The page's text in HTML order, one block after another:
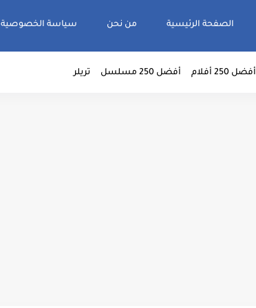
الصفحة الرئيسية من نحن سياسة الخصوصية
أفضل 250 أفلام أفضل 250 مسلسل تريلر